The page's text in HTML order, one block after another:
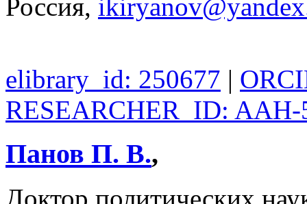
Россия,
elibrary_id: 250677 |
RESEARCHER_ID: AAH-
Панов П. В.,